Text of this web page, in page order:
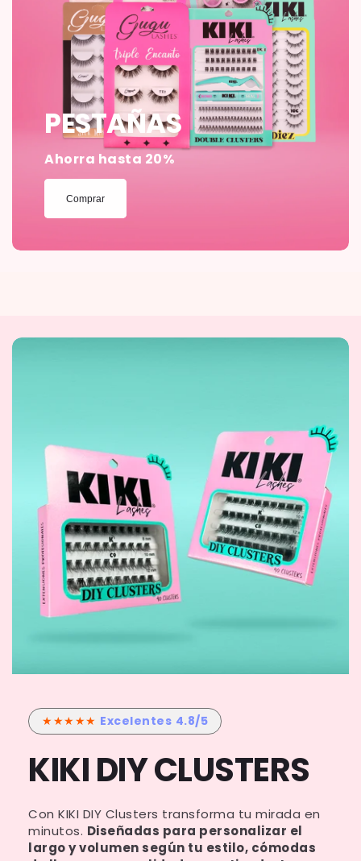
PESTAÑAS
Ahorra hasta 20%
Comprar
★★★★★ Excelentes 4.8/5
KIKI DIY CLUSTERS
Con KIKI DIY Clusters transforma tu mirada en
minutos. Diseñadas para personalizar el
largo y volumen según tu estilo, cómodas